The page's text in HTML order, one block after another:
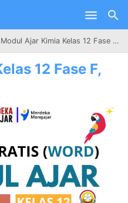
content
Modul Ajar Kimia Kelas 12 Fase F, sesuai CP
12 Fase F,